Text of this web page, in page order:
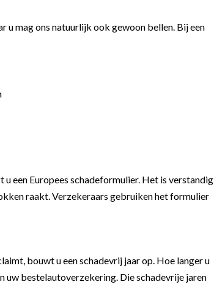
u mag ons natuurlijk ook gewoon bellen. Bij een
een Europees schadeformulier. Het is verstandig
raakt. Verzekeraars gebruiken het formulier
bouwt u een schadevrij jaar op. Hoe langer u
uw bestelautoverzekering. Die schadevrije jaren